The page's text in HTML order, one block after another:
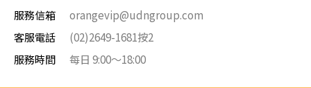
服務信箱
orangevip@udngroup.com
客服電話
(02)2649-1681按2
服務時間
每日 9:00～18:00